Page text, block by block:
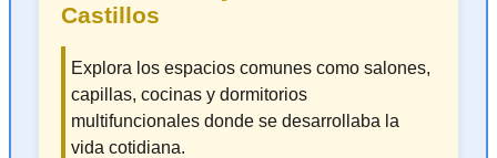
Castillos
Explora los espacios comunes como salones,
capillas, cocinas y dormitorios
multifuncionales donde se desarrollaba la
vida cotidiana.